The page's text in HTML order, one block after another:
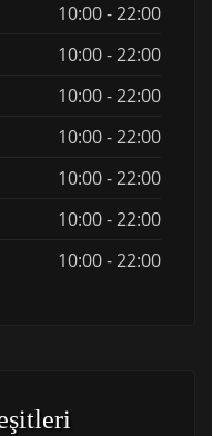
10:00 - 22:00
10:00 - 22:00
10:00 - 22:00
10:00 - 22:00
10:00 - 22:00
10:00 - 22:00
10:00 - 22:00